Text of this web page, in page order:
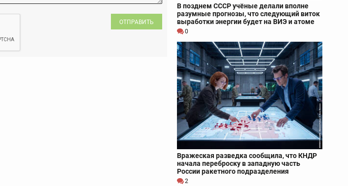
ОТПРАВИТЬ
В позднем СССР учёные делали вполне
разумные прогнозы, что следующий виток
выработки энергии будет на ВИЭ и атоме
0
Вражеская разведка сообщила, что КНДР
начала переброску в западную часть
России ракетного подразделения
2